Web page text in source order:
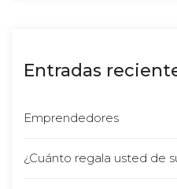
Entradas
Emprendedore
¿Cuánto regala usted de